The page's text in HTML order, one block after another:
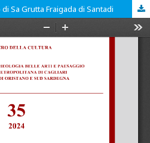
Sa Grutta Fraigada di Santadi